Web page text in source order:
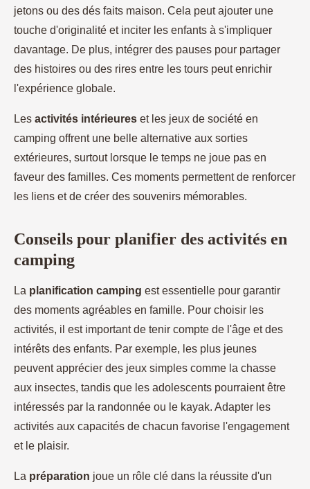
jetons ou des dés faits maison. Cela peut ajouter une
touche d'originalité et inciter les enfants à s'impliquer
davantage. De plus, intégrer des pauses pour partager
des histoires ou des rires entre les tours peut enrichir
l'expérience globale.
Les activités intérieures et les jeux de société en
camping offrent une belle alternative aux sorties
extérieures, surtout lorsque le temps ne joue pas en
faveur des familles. Ces moments permettent de renforcer
les liens et de créer des souvenirs mémorables.
Conseils pour planifier des activités en
camping
La planification camping est essentielle pour garantir
des moments agréables en famille. Pour choisir les
activités, il est important de tenir compte de l'âge et des
intérêts des enfants. Par exemple, les plus jeunes
peuvent apprécier des jeux simples comme la chasse
aux insectes, tandis que les adolescents pourraient être
intéressés par la randonnée ou le kayak. Adapter les
activités aux capacités de chacun favorise l'engagement
et le plaisir.
La préparation joue un rôle clé dans la réussite d'un